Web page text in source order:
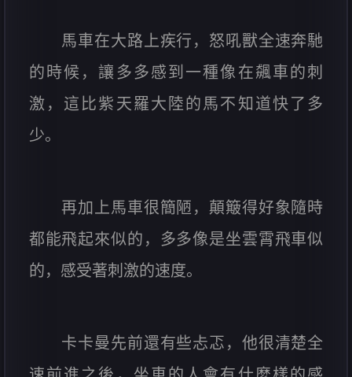
馬車在大路上疾行，怒吼獸全速奔馳
的時候，讓多多感到一種像在飆車的刺
激，這比紫天羅大陸的馬不知道快了多
少。
再加上馬車很簡陋，顛簸得好象隨時
都能飛起來似的，多多像是坐雲霄飛車似
的，感受著刺激的速度。
卡卡曼先前還有些忐忑，他很清楚全